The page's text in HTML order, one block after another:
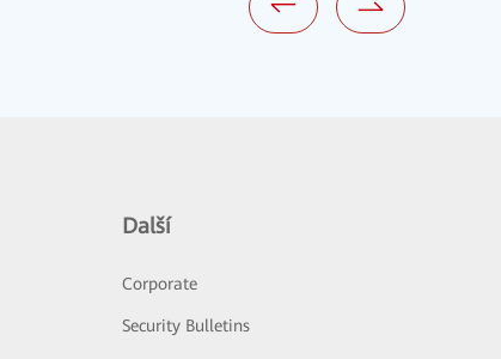
Další
Corporate
Security Bulletins